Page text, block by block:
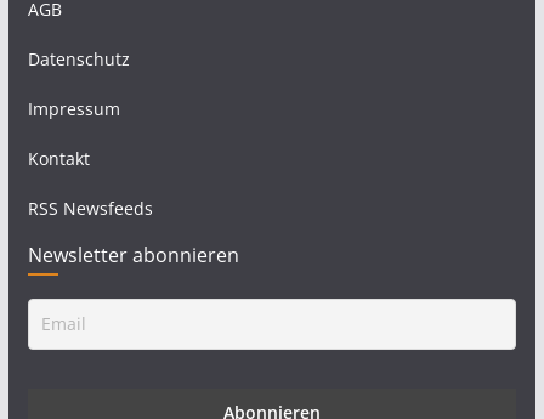
AGB
Datenschutz
Impressum
Kontakt
RSS Newsfeeds
Newsletter abonnieren